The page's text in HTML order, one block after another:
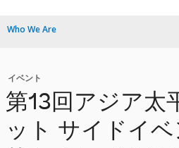
Who We Are
イベント
第13回アジア太
ット サイドイ